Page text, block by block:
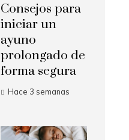
Consejos para
iniciar un
ayuno
prolongado de
forma segura
Hace 3 semanas